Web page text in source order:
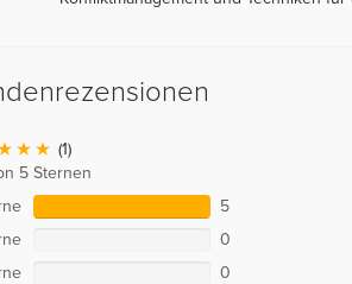
(1)
5 Sternen
5
0
0